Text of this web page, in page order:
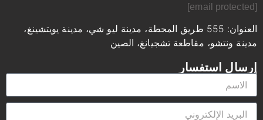
[email protected]
العنوان: 555 طريق المحطة، مدينة ليو شي، مدينة يويتشينغ،
مدينة ونتشو، مقاطعة تشجيانغ، الصين
إرسال استفسار